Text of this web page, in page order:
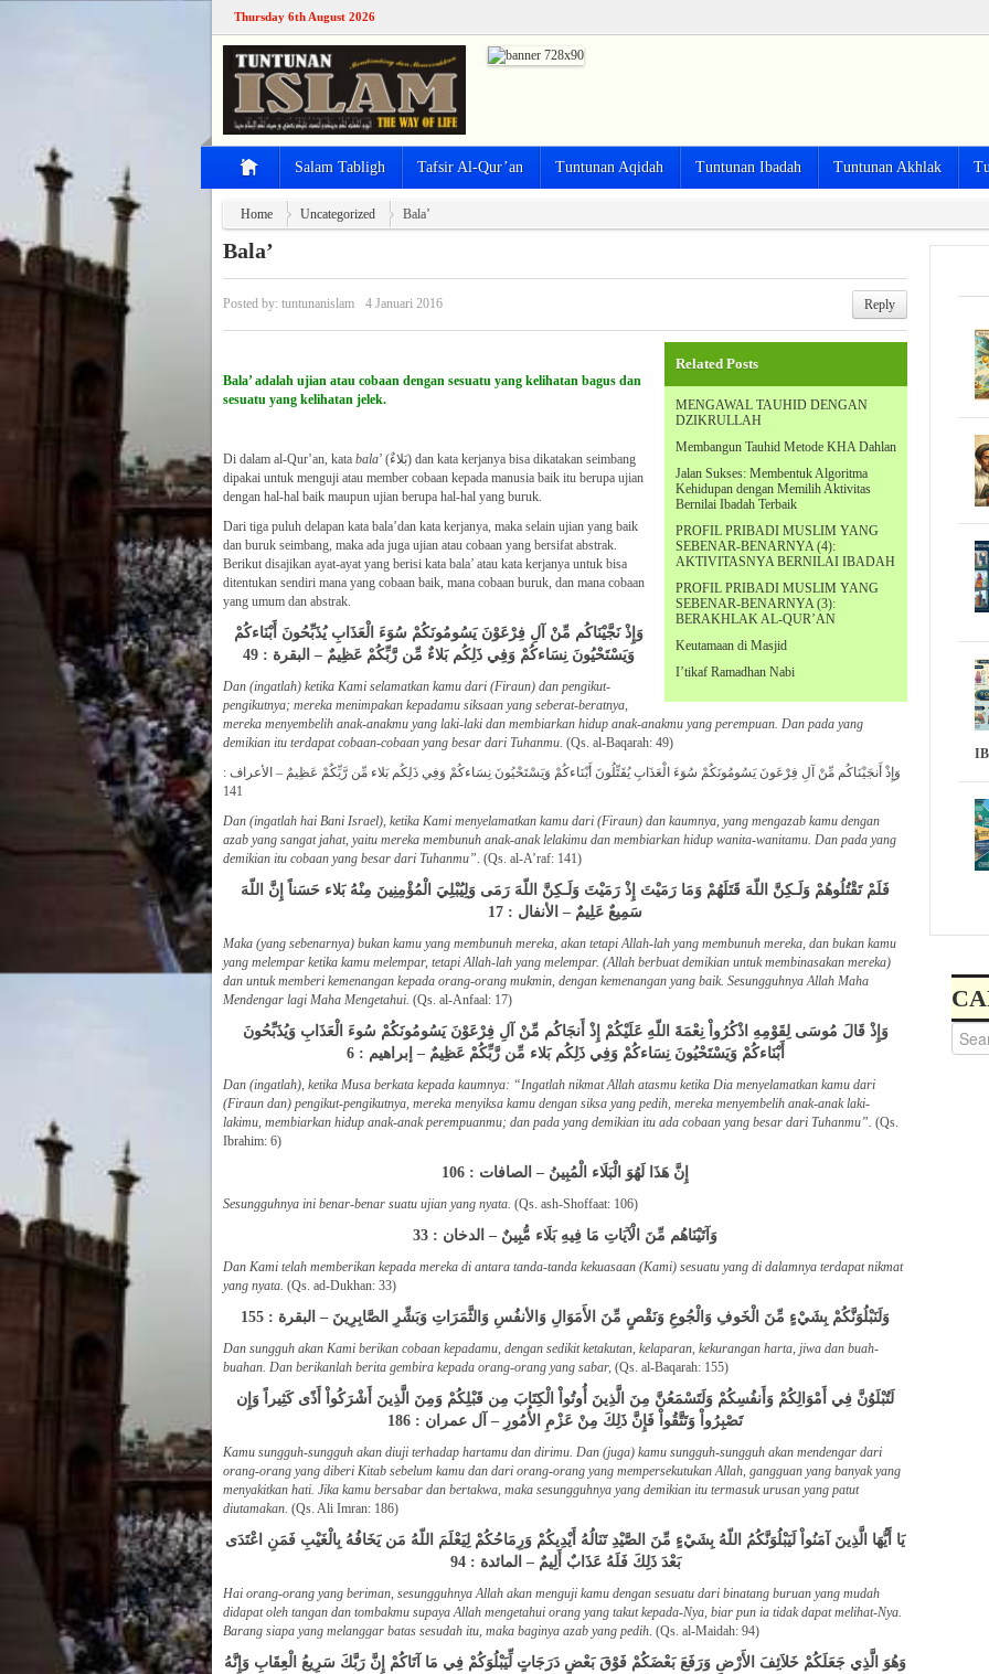
Thursday 6th August 2026
Salam Tabligh Tafsir Al-Qur’an Tuntunan Aqidah Tuntunan Ibadah Tuntunan Akhlak
Home Uncategorized Bala’
Bala’
Posted by: tuntunanislam 4 Januari 2016 Reply
Related Posts
MENGAWAL TAUHID DENGAN
DZIKRULLAH
Membangun Tauhid Metode KHA Dahlan
Jalan Sukses: Membentuk Algoritma
Kehidupan dengan Memilih Aktivitas
Bernilai Ibadah Terbaik
PROFIL PRIBADI MUSLIM YANG
SEBENAR-BENARNYA (4):
AKTIVITASNYA BERNILAI IBADAH
PROFIL PRIBADI MUSLIM YANG
SEBENAR-BENARNYA (3):
BERAKHLAK AL-QUR’AN
Keutamaan di Masjid
I’tikaf Ramadhan Nabi
Bala’ adalah ujian atau cobaan dengan sesuatu yang kelihatan bagus dan
sesuatu yang kelihatan jelek.
Di dalam al-Qur’an, kata bala’ (بَلاءٌ) dan kata kerjanya bisa dikatakan seimbang
dipakai untuk menguji atau member cobaan kepada manusia baik itu berupa ujian
dengan hal-hal baik maupun ujian berupa hal-hal yang buruk.
Dari tiga puluh delapan kata bala’dan kata kerjanya, maka selain ujian yang baik
dan buruk seimbang, maka ada juga ujian atau cobaan yang bersifat abstrak.
Berikut disajikan ayat-ayat yang berisi kata bala’ atau kata kerjanya untuk bisa
ditentukan sendiri mana yang cobaan baik, mana cobaan buruk, dan mana cobaan
yang umum dan abstrak.
وَإِذْ نَجَّيْنَاكُم مِّنْ آلِ فِرْعَوْنَ يَسُومُونَكُمْ سُوَءَ الْعَذَابِ يُذَبِّحُونَ أَبْنَاءكُمْ
وَيَسْتَحْيُونَ نِسَاءكُمْ وَفِي ذَلِكُم بَلاءٌ مِّن رَّبِّكُمْ عَظِيمٌ – البقرة : 49
Dan (ingatlah) ketika Kami selamatkan kamu dari (Firaun) dan pengikut-
pengikutnya; mereka menimpakan kepadamu siksaan yang seberat-beratnya,
mereka menyembelih anak-anakmu yang laki-laki dan membiarkan hidup anak-anakmu yang perempuan. Dan pada yang
demikian itu terdapat cobaan-cobaan yang besar dari Tuhanmu. (Qs. al-Baqarah: 49)
وَإِذْ أَنجَيْنَاكُم مِّنْ آلِ فِرْعَونَ يَسُومُونَكُمْ سُوَءَ الْعَذَابِ يُقَتِّلُونَ أَبْنَاءكُمْ وَيَسْتَحْيُونَ نِسَاءكُمْ وَفِي ذَلِكُم بَلاء مِّن رَّبِّكُمْ عَظِيمٌ – الأعراف :
141
Dan (ingatlah hai Bani Israel), ketika Kami menyelamatkan kamu dari (Firaun) dan kaumnya, yang mengazab kamu dengan
azab yang sangat jahat, yaitu mereka membunuh anak-anak lelakimu dan membiarkan hidup wanita-wanitamu. Dan pada yang
demikian itu cobaan yang besar dari Tuhanmu”. (Qs. al-A’raf: 141)
فَلَمْ تَقْتُلُوهُمْ وَلَـكِنَّ اللّهَ قَتَلَهُمْ وَمَا رَمَيْتَ إِذْ رَمَيْتَ وَلَـكِنَّ اللّهَ رَمَى وَلِيُبْلِيَ الْمُؤْمِنِينَ مِنْهُ بَلاء حَسَناً إِنَّ اللّهَ
سَمِيعٌ عَلِيمٌ – الأنفال : 17
Maka (yang sebenarnya) bukan kamu yang membunuh mereka, akan tetapi Allah-lah yang membunuh mereka, dan bukan kamu
yang melempar ketika kamu melempar, tetapi Allah-lah yang melempar. (Allah berbuat demikian untuk membinasakan mereka)
dan untuk memberi kemenangan kepada orang-orang mukmin, dengan kemenangan yang baik. Sesungguhnya Allah Maha
Mendengar lagi Maha Mengetahui. (Qs. al-Anfaal: 17)
وَإِذْ قَالَ مُوسَى لِقَوْمِهِ اذْكُرُواْ نِعْمَةَ اللّهِ عَلَيْكُمْ إِذْ أَنجَاكُم مِّنْ آلِ فِرْعَوْنَ يَسُومُونَكُمْ سُوءَ الْعَذَابِ وَيُذَبِّحُونَ
أَبْنَاءكُمْ وَيَسْتَحْيُونَ نِسَاءكُمْ وَفِي ذَلِكُم بَلاء مِّن رَّبِّكُمْ عَظِيمٌ – إبراهيم : 6
Dan (ingatlah), ketika Musa berkata kepada kaumnya: “Ingatlah nikmat Allah atasmu ketika Dia menyelamatkan kamu dari
(Firaun dan) pengikut-pengikutnya, mereka menyiksa kamu dengan siksa yang pedih, mereka menyembelih anak-anak laki-
lakimu, membiarkan hidup anak-anak perempuanmu; dan pada yang demikian itu ada cobaan yang besar dari Tuhanmu”. (Qs.
Ibrahim: 6)
إِنَّ هَذَا لَهُوَ الْبَلَاء الْمُبِينُ – الصافات : 106
Sesungguhnya ini benar-benar suatu ujian yang nyata. (Qs. ash-Shoffaat: 106)
وَآتَيْنَاهُم مِّنَ الْآيَاتِ مَا فِيهِ بَلَاء مُّبِينٌ – الدخان : 33
Dan Kami telah memberikan kepada mereka di antara tanda-tanda kekuasaan (Kami) sesuatu yang di dalamnya terdapat nikmat
yang nyata. (Qs. ad-Dukhan: 33)
وَلَنَبْلُوَنَّكُمْ بِشَيْءٍ مِّنَ الْخَوفِ وَالْجُوعِ وَنَقْصٍ مِّنَ الأَمَوَالِ وَالأنفُسِ وَالثَّمَرَاتِ وَبَشِّرِ الصَّابِرِينَ – البقرة : 155
Dan sungguh akan Kami berikan cobaan kepadamu, dengan sedikit ketakutan, kelaparan, kekurangan harta, jiwa dan buah-
buahan. Dan berikanlah berita gembira kepada orang-orang yang sabar, (Qs. al-Baqarah: 155)
لَتُبْلَوُنَّ فِي أَمْوَالِكُمْ وَأَنفُسِكُمْ وَلَتَسْمَعُنَّ مِنَ الَّذِينَ أُوتُواْ الْكِتَابَ مِن قَبْلِكُمْ وَمِنَ الَّذِينَ أَشْرَكُواْ أَذًى كَثِيراً وَإِن
تَصْبِرُواْ وَتَتَّقُواْ فَإِنَّ ذَلِكَ مِنْ عَزْمِ الأُمُورِ – آل عمران : 186
Kamu sungguh-sungguh akan diuji terhadap hartamu dan dirimu. Dan (juga) kamu sungguh-sungguh akan mendengar dari
orang-orang yang diberi Kitab sebelum kamu dan dari orang-orang yang mempersekutukan Allah, gangguan yang banyak yang
menyakitkan hati. Jika kamu bersabar dan bertakwa, maka sesungguhnya yang demikian itu termasuk urusan yang patut
diutamakan. (Qs. Ali Imran: 186)
يَا أَيُّهَا الَّذِينَ آمَنُواْ لَيَبْلُوَنَّكُمُ اللّهُ بِشَيْءٍ مِّنَ الصَّيْدِ تَنَالُهُ أَيْدِيكُمْ وَرِمَاحُكُمْ لِيَعْلَمَ اللّهُ مَن يَخَافُهُ بِالْغَيْبِ فَمَنِ اعْتَدَى
بَعْدَ ذَلِكَ فَلَهُ عَذَابٌ أَلِيمٌ – المائدة : 94
Hai orang-orang yang beriman, sesungguhnya Allah akan menguji kamu dengan sesuatu dari binatang buruan yang mudah
didapat oleh tangan dan tombakmu supaya Allah mengetahui orang yang takut kepada-Nya, biar pun ia tidak dapat melihat-Nya.
Barang siapa yang melanggar batas sesudah itu, maka baginya azab yang pedih. (Qs. al-Maidah: 94)
وَهُوَ الَّذِي جَعَلَكُمْ خَلاَئِفَ الأَرْضِ وَرَفَعَ بَعْضَكُمْ فَوْقَ بَعْضٍ دَرَجَاتٍ لِّيَبْلُوَكُمْ فِي مَا آتَاكُمْ إِنَّ رَبَّكَ سَرِيعُ الْعِقَابِ وَإِنَّهُ